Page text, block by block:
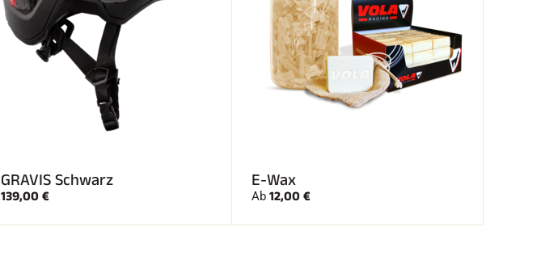
GRAVIS Schwarz
139,00 €
E-Wax
Ab 12,00 €